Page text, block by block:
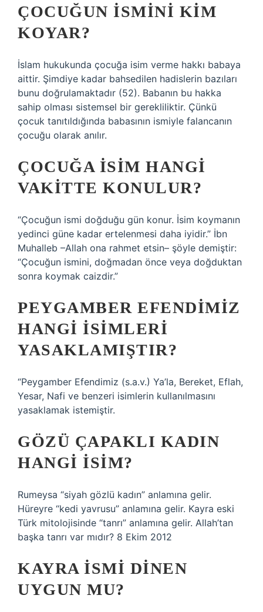
ÇOCUĞUN ISMINI KIM
KOYAR?
İslam hukukunda çocuğa isim verme hakkı babaya
aittir. Şimdiye kadar bahsedilen hadislerin bazıları
bunu doğrulamaktadır (52). Babanın bu hakka
sahip olması sistemsel bir gerekliliktir. Çünkü
çocuk tanıtıldığında babasının ismiyle falancanın
çocuğu olarak anılır.
ÇOCUĞA ISIM HANGI
VAKITTE KONULUR?
“Çocuğun ismi doğduğu gün konur. İsim koymanın
yedinci güne kadar ertelenmesi daha iyidir.” İbn
Muhalleb –Allah ona rahmet etsin– şöyle demiştir:
“Çocuğun ismini, doğmadan önce veya doğduktan
sonra koymak caizdir.”
PEYGAMBER EFENDIMIZ
HANGI ISIMLERI
YASAKLAMIŞTIR?
“Peygamber Efendimiz (s.a.v.) Ya’la, Bereket, Eflah,
Yesar, Nafi ve benzeri isimlerin kullanılmasını
yasaklamak istemiştir.
GÖZÜ ÇAPAKLI KADIN
HANGI ISIM?
Rumeysa “siyah gözlü kadın” anlamına gelir.
Hüreyre “kedi yavrusu” anlamına gelir. Kayra eski
Türk mitolojisinde “tanrı” anlamına gelir. Allah’tan
başka tanrı var mıdır? 8 Ekim 2012
KAYRA ISMI DINEN
UYGUN MU?